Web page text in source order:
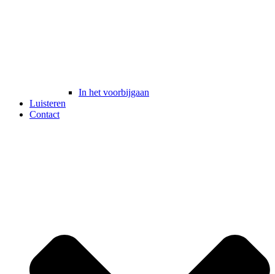
In het voorbijgaan
Luisteren
Contact